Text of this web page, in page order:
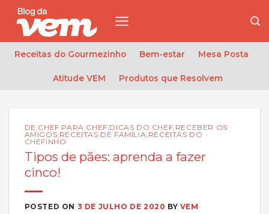
Skip
content
Receitas do Gourmezinho Bem-estar Mesa Posta
Atitude VEM Produtos que Resolvem
DE CHEF PARA CHEF DICAS DO CHEF RECEBER OS
AMIGOS RECEITAS DE FAMÍLIA RECEITAS DO
CHEFINHO
Tipos de pães: aprenda a fazer
cinco!
POSTED ON 3 DE JULHO DE 2020 BY VEM